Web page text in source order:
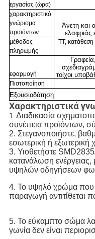
εργασίας (ώρα)
χαρακτηριστικό
γνώρισμα
προϊόντων
Άνετη και
ελαφριάς
μέθοδος
πληρωμής
TT,
εφαρμογή
τοίχοι
Πιστοποίηση
Εξουσιοδότηση
Χαρακτηριστικά
1. Διαδικασία
συνέπεια προϊόντων,
2. Στεγανοποιήστε,
εσωτερική ή εξωτερική
3. Υιοθετήστε
υψηλών οδηγήσεων
4. Το υψηλό χρώμα που
παραγωγή αντιτίθεται
5. Το εύκαμπτο σώμα
γωνία δεν είναι